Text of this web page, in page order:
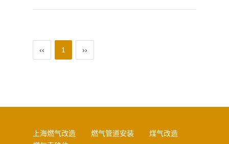
‹‹ 1 ››
上海燃气改造 燃气管道安装
煤气改造